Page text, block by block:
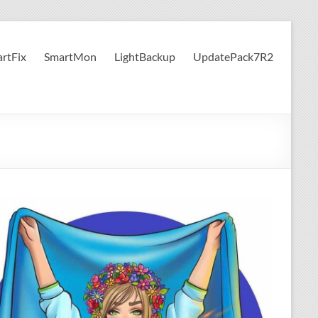
SmartMon LightBackup UpdatePack7R2